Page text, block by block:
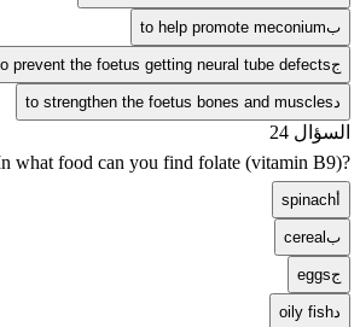
بto help promote meconium
جto prevent the foetus getting neural tube defects
to strengthen the foetus bones and muscles
السؤال 24
In what food can you find folate (vitamin B9)?
spinach
بcereal
جeggs
oily fish